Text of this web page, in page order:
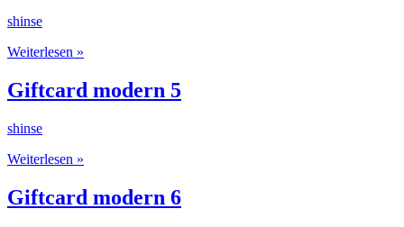
shinse
Giftcard
7
Weiterlesen »
Giftcard modern 5
shinse
Giftcard
5
Weiterlesen »
Giftcard modern 6